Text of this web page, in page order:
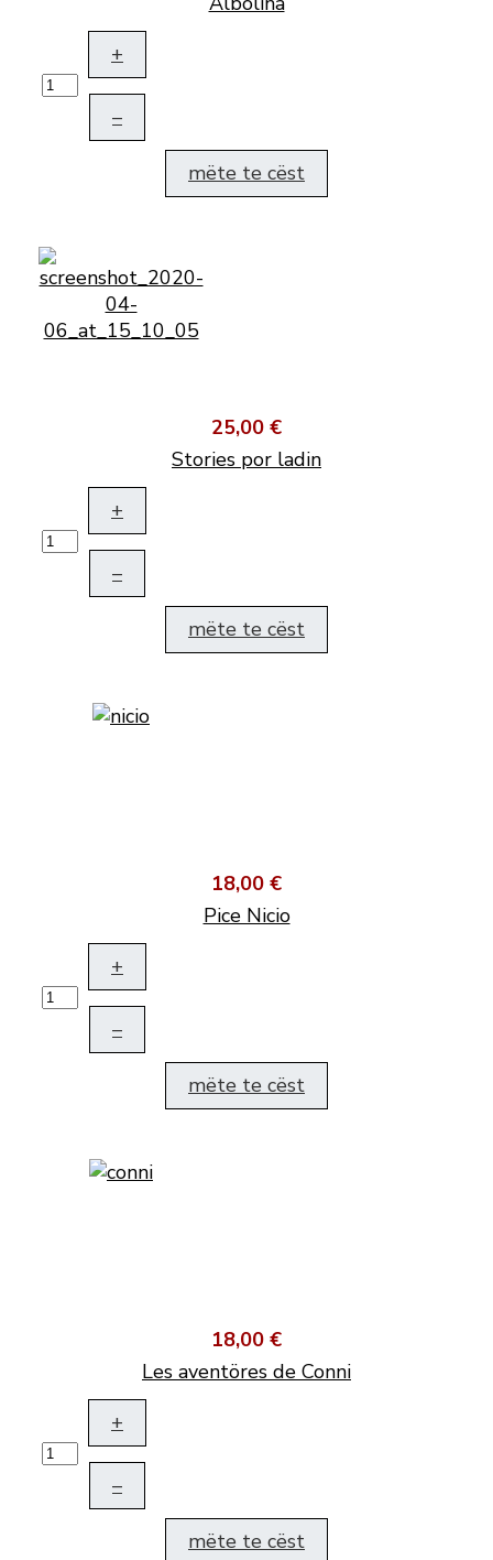
+
–
mëte te cëst
25,00 €
Stories por ladin
+
–
mëte te cëst
18,00 €
Pice Nicio
+
–
mëte te cëst
18,00 €
Les aventöres de Conni
+
–
mëte te cëst